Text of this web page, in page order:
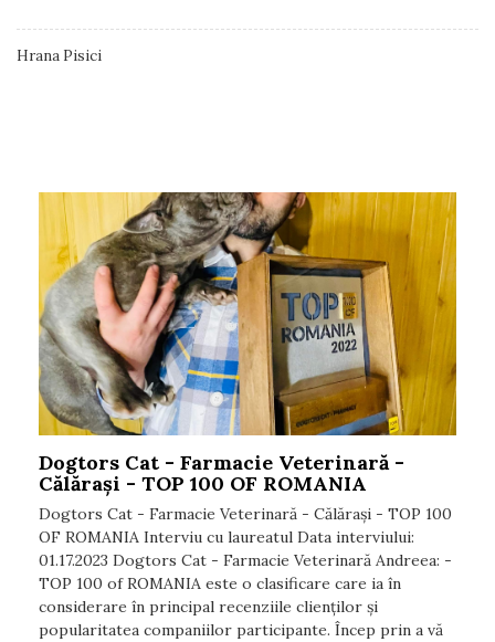
Hrana Pisici
Dogtors Cat - Farmacie Veterinară -
Călărași - TOP 100 OF ROMANIA
Dogtors Cat - Farmacie Veterinară - Călărași - TOP 100
OF ROMANIA Interviu cu laureatul Data interviului:
01.17.2023 Dogtors Cat - Farmacie Veterinară Andreea: -
TOP 100 of ROMANIA este o clasificare care ia în
considerare în principal recenziile clienților și
popularitatea companiilor participante. Încep prin a vă